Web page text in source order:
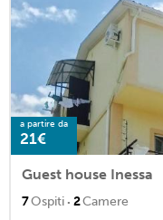
a partire da
21€
Guest house Inessa
7Ospiti · 2Camere